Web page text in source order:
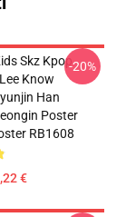
Skz Kpop
Know
Han
Poster
RB1608
€
-20%